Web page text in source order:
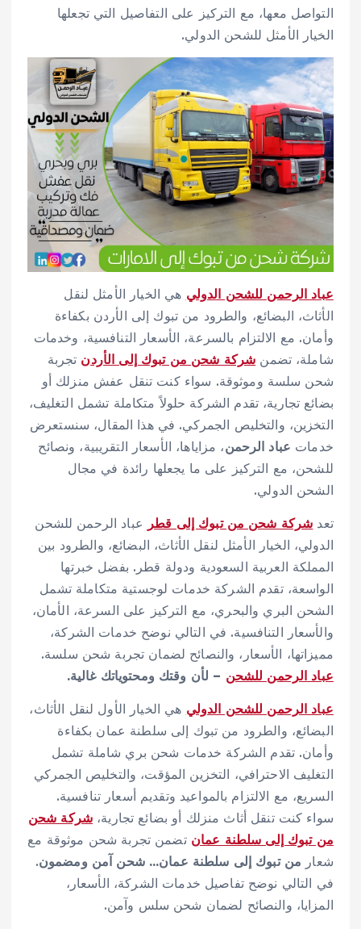
التواصل معها، مع التركيز على التفاصيل التي تجعلها
الخيار الأمثل للشحن الدولي.
عباد الرحمن للشحن الدولي هي الخيار الأمثل لنقل
الأثاث، البضائع، والطرود من تبوك إلى الأردن بكفاءة
وأمان. مع الالتزام بالسرعة، الأسعار التنافسية، وخدمات
شاملة، تضمن شركة شحن من تبوك إلى الأردن تجربة
شحن سلسة وموثوقة. سواء كنت تنقل عفش منزلك أو
بضائع تجارية، تقدم الشركة حلولاً متكاملة تشمل التغليف،
التخزين، والتخليص الجمركي. في هذا المقال، سنستعرض
خدمات عباد الرحمن، مزاياها، الأسعار التقريبية، ونصائح
للشحن، مع التركيز على ما يجعلها رائدة في مجال
الشحن الدولي.
تعد شركة شحن من تبوك إلى قطر عباد الرحمن للشحن
الدولي، الخيار الأمثل لنقل الأثاث، البضائع، والطرود بين
المملكة العربية السعودية ودولة قطر. بفضل خبرتها
الواسعة، تقدم الشركة خدمات لوجستية متكاملة تشمل
الشحن البري والبحري، مع التركيز على السرعة، الأمان،
والأسعار التنافسية. في التالي نوضح خدمات الشركة،
مميزاتها، الأسعار، والنصائح لضمان تجربة شحن سلسة.
عباد الرحمن للشحن – لأن وقتك ومحتوياتك غالية.
عباد الرحمن للشحن الدولي هي الخيار الأول لنقل الأثاث،
البضائع، والطرود من تبوك إلى سلطنة عمان بكفاءة
وأمان. تقدم الشركة خدمات شحن بري شاملة تشمل
التغليف الاحترافي، التخزين المؤقت، والتخليص الجمركي
السريع، مع الالتزام بالمواعيد وتقديم أسعار تنافسية.
سواء كنت تنقل أثاث منزلك أو بضائع تجارية، شركة شحن
من تبوك إلى سلطنة عمان تضمن تجربة شحن موثوقة مع
شعار من تبوك إلى سلطنة عمان… شحن آمن ومضمون.
في التالي نوضح تفاصيل خدمات الشركة، الأسعار،
المزايا، والنصائح لضمان شحن سلس وآمن.